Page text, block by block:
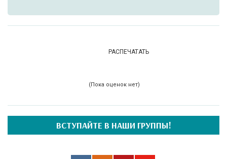
РАСПЕЧАТАТЬ
(Пока оценок нет)
ВСТУПАЙТЕ В НАШИ ГРУППЫ!